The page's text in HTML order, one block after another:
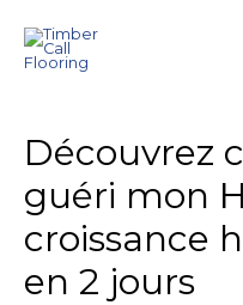
Découvrez
guéri mon
croissance
en 2 jours